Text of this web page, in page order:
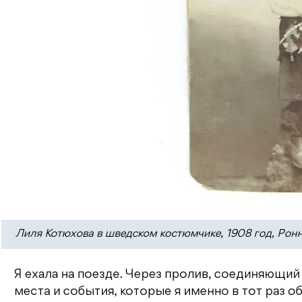
Лиля Котюхова в шведском костюмчике, 1908 год,
Я ехала на поезде. Через пролив,
места и события, которые я именно в тот раз